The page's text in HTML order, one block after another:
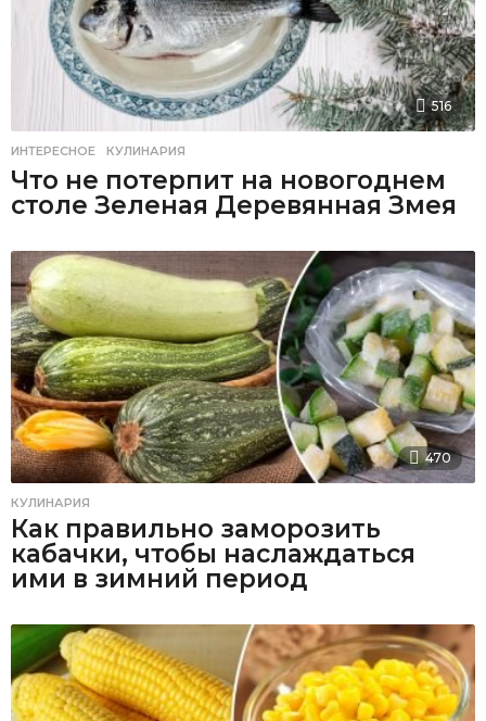
516
ИНТЕРЕСНОЕ ,КУЛИНАРИЯ
Что не потерпит на новогоднем
столе Зеленая Деревянная Змея
470
КУЛИНАРИЯ
Как правильно заморозить
кабачки, чтобы наслаждаться
ими в зимний период